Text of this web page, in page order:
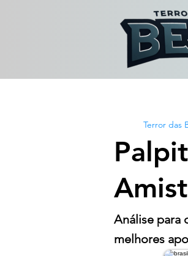
Terror das
Análise para
melhores